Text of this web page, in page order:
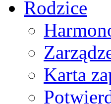
Rodzice
Karta